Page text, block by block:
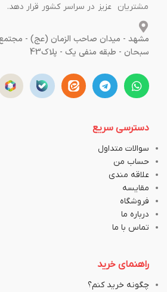
مشتریان عزیز در سراسر کشور قرار دهد.
مشهد - میدان صاحب الزمان (عج) - مجتمع
سبحان - طبقه منفی یک - پلاک43
دسترسی سریع
سوالات متداول
حساب من
علاقه مندی
مقایسه
فروشگاه
درباره ما
تماس با ما
راهنمای خرید
چگونه خرید کنم؟